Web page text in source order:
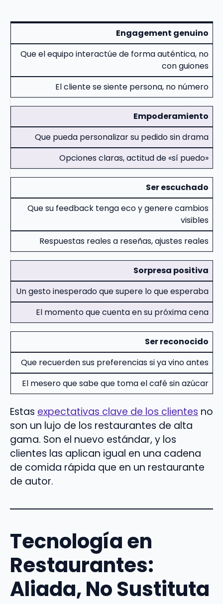
Engagement genuino
Que el equipo interactúe de forma auténtica, no
con guiones
El cliente se siente persona, no número
Empoderamiento
Que pueda personalizar su pedido sin drama
Opciones claras, actitud de «sí puedo»
Ser escuchado
Que su feedback tenga eco y genere cambios
visibles
Respuestas reales a reseñas, ajustes reales
Sorpresa positiva
Un gesto inesperado que supere lo que esperaba
El momento que cuenta en su próxima cena
Ser reconocido
Que recuerden sus preferencias si ya vino antes
El mesero que sabe que toma el café sin azúcar
Estas expectativas clave de los clientes no
son un lujo de los restaurantes de alta
gama. Son el nuevo estándar, y los
clientes las aplican igual en una cadena
de comida rápida que en un restaurante
de autor.
Tecnología en
Restaurantes:
Aliada, No Sustituta